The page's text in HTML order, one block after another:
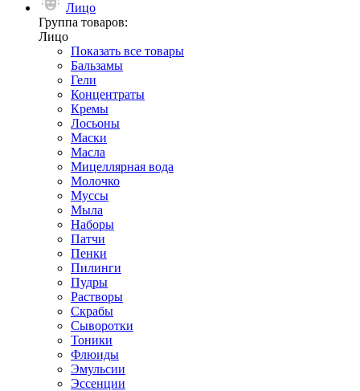
Лицо
Группа товаров:
Лицо
Показать все товары
Бальзамы
Гели
Концентраты
Кремы
Лосьоны
Маски
Масла
Мицеллярная вода
Молочко
Муссы
Мыла
Наборы
Патчи
Пенки
Пилинги
Пудры
Растворы
Скрабы
Сыворотки
Тоники
Флюиды
Эмульсии
Эссенции